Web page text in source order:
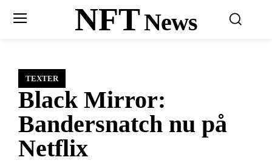
NFTNews
TEXTER
Black Mirror:
Bandersnatch nu på
Netflix